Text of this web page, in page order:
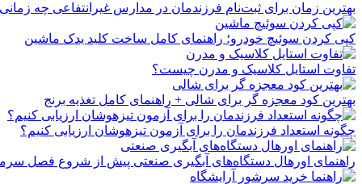
بهترین زمان برای ثبت‌نام فرزندمان در مدارس غیرانتفاعی چه
کپی کردن سوئیچ خودرو؛ راهنمای کامل ساخت کلید یدک ماشین
تفاوت استایل کلاسیک و مدرن چیست؟
بهترین کود معجزه گر برای شالی + راهنمای کامل تغذیه برنج
چگونه استعداد فرزندمان را برای آزمون تیزهوشان ارزیابی کنیم؟
راهنمای اورهال دستگاه‌های آبگیری صنعتی پیش از شروع فصل